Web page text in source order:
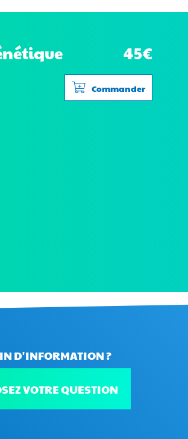
45€
Commander
D'INFORMATION ?
VOTRE QUESTION